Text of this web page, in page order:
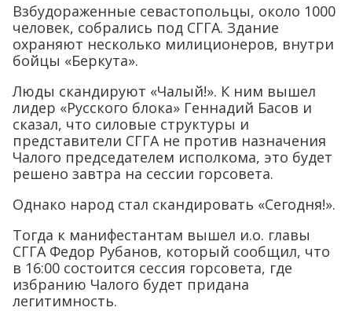
Взбудораженные севастопольцы, около 1000
человек, собрались под СГГА. Здание
охраняют несколько милиционеров, внутри
бойцы «Беркута».
Люды скандируют «Чалый!». К ним вышел
лидер «Русского блока» Геннадий Басов и
сказал, что силовые структуры и
представители СГГА не против назначения
Чалого председателем исполкома, это будет
решено завтра на сессии горсовета.
Однако народ стал скандировать «Сегодня!».
Тогда к манифестантам вышел и.о. главы
СГГА Федор Рубанов, который сообщил, что
в 16:00 состоится сессия горсовета, где
избранию Чалого будет придана
легитимность.